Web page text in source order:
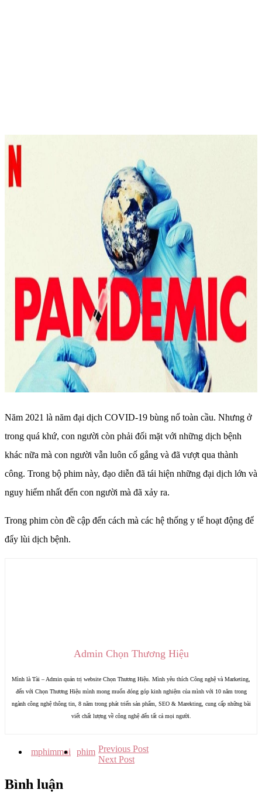
Năm 2021 là năm đại dịch COVID-19 bùng nổ toàn cầu. Nhưng ở
trong quá khứ, con người còn phải đối mặt với những dịch bệnh
khác nữa mà con người vẫn luôn cố gắng và đã vượt qua thành
công. Trong bộ phim này, đạo diễn đã tái hiện những đại dịch lớn và
nguy hiểm nhất đến con người mà đã xảy ra.
Trong phim còn đề cập đến cách mà các hệ thống y tế hoạt động để
đẩy lùi dịch bệnh.
Admin Chọn Thương Hiệu
Mình là Tài – Admin quản trị website Chọn Thương Hiệu. Mình yêu thích Công nghệ và Marketing,
đến với Chọn Thương Hiệu mình mong muốn đóng góp kinh nghiệm của mình với 10 năm trong
ngành công nghệ thông tin, 8 năm trong phát triển sản phẩm, SEO & Marekting, cung cấp những bài
viết chất lượng về công nghệ đến tất cả mọi người.
mphimmoi phim Previous Post
Next Post
Bình luận